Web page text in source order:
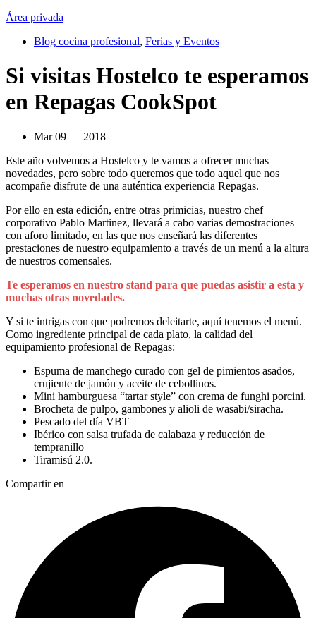
Área privada
Blog cocina profesional, Ferias y Eventos
Si visitas Hostelco te esperamos
en Repagas CookSpot
Mar 09 — 2018
Este año volvemos a Hostelco y te vamos a ofrecer muchas
novedades, pero sobre todo queremos que todo aquel que nos
acompañe disfrute de una auténtica experiencia Repagas.
Por ello en esta edición, entre otras primicias, nuestro chef
corporativo Pablo Martinez, llevará a cabo varias demostraciones
con aforo limitado, en las que nos enseñará las diferentes
prestaciones de nuestro equipamiento a través de un menú a la altura
de nuestros comensales.
Te esperamos en nuestro stand para que puedas asistir a esta y
muchas otras novedades.
Y si te intrigas con que podremos deleitarte, aquí tenemos el menú.
Como ingrediente principal de cada plato, la calidad del
equipamiento profesional de Repagas:
Espuma de manchego curado con gel de pimientos asados,
crujiente de jamón y aceite de cebollinos.
Mini hamburguesa “tartar style” con crema de funghi porcini.
Brocheta de pulpo, gambones y alioli de wasabi/siracha.
Pescado del día VBT
Ibérico con salsa trufada de calabaza y reducción de
tempranillo
Tiramisú 2.0.
Compartir en